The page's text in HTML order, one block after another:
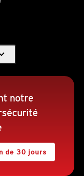
notre
de 30 jours